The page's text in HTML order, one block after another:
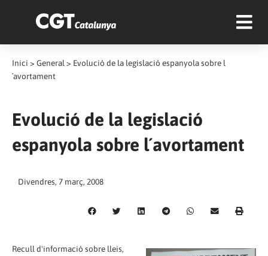
Inici > General > Evolució de la legislació espanyola sobre l
´avortament
Evolució de la legislació
espanyola sobre l´avortament
Divendres, 7 març, 2008
Recull d'informació sobre lleis,